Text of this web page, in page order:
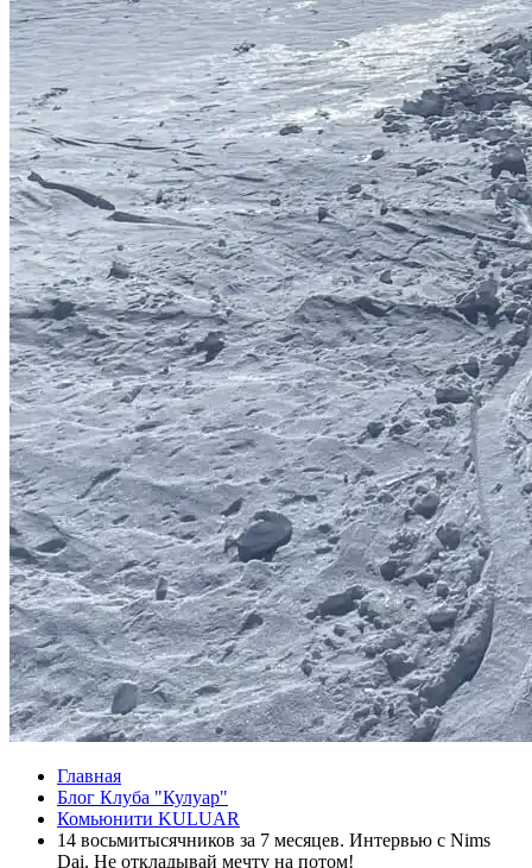
Главная
Блог Клуба "Кулуар"
Комьюнити KULUAR
14 восьмитысячников за 7 месяцев. Интервью с Nims
Dai. Не откладывай мечту на потом!